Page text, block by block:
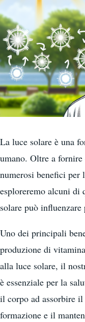
La luce solare è una
umano. Oltre a
numerosi benefici per
esploreremo alcuni di
solare può
Uno dei principali
produzione di
alla luce solare, il
è essenziale per la
il corpo ad assorbire
formazione e il